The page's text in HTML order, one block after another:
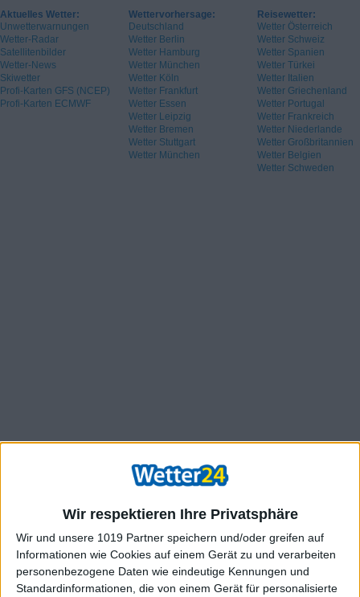
Wir respektieren Ihre Privatsphäre
Wir und unsere 1019 Partner speichern und/oder greifen auf
Informationen wie Cookies auf einem Gerät zu und verarbeiten
personenbezogene Daten wie eindeutige Kennungen und
Standardinformationen, die von einem Gerät für personalisierte
Aktuelles Wetter:
Unwetterwarnungen
Wetter-Radar
Satellitenbilder
Wetter-News
Skiwetter
Profi-Karten GFS (NCEP)
Profi-Karten ECMWF
Wettervorhersage:
Deutschland
Wetter Berlin
Wetter Hamburg
Wetter München
Wetter Köln
Wetter Frankfurt
Wetter Essen
Wetter Leipzig
Wetter Bremen
Wetter Stuttgart
Wetter München
Reisewetter:
Wetter Österreich
Wetter Schweiz
Wetter Spanien
Wetter Türkei
Wetter Italien
Wetter Griechenland
Wetter Portugal
Wetter Frankreich
Wetter Niederlande
Wetter Großbritannien
Wetter Belgien
Wetter Schweden